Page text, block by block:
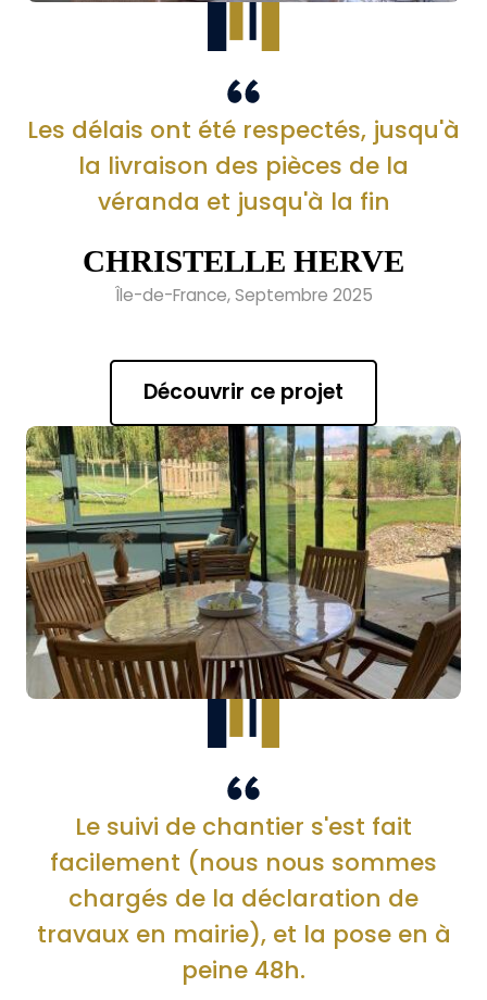
Les délais ont été respectés, jusqu'à
la livraison des pièces de la
véranda et jusqu'à la fin
CHRISTELLE HERVE
Île-de-France, Septembre 2025
Découvrir ce projet
Le suivi de chantier s'est fait
facilement (nous nous sommes
chargés de la déclaration de
travaux en mairie), et la pose en à
peine 48h.